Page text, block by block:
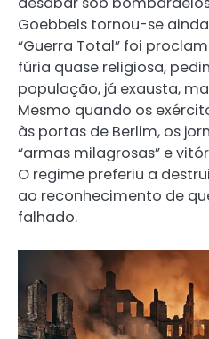
Goebbels tornou-se
“Guerra Total” foi
fúria quase religiosa,
população, já exausta,
Mesmo quando os
às portas de Berlim, os
“armas milagrosas” e
O regime preferiu a
ao reconhecimento de
falhado.